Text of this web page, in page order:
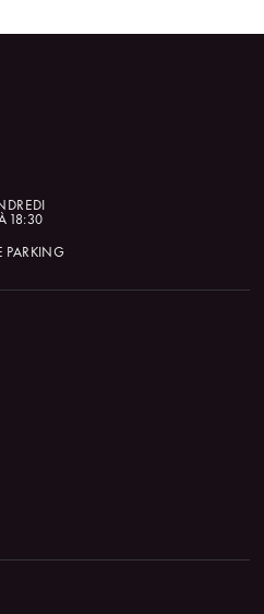
18:30
PARKING